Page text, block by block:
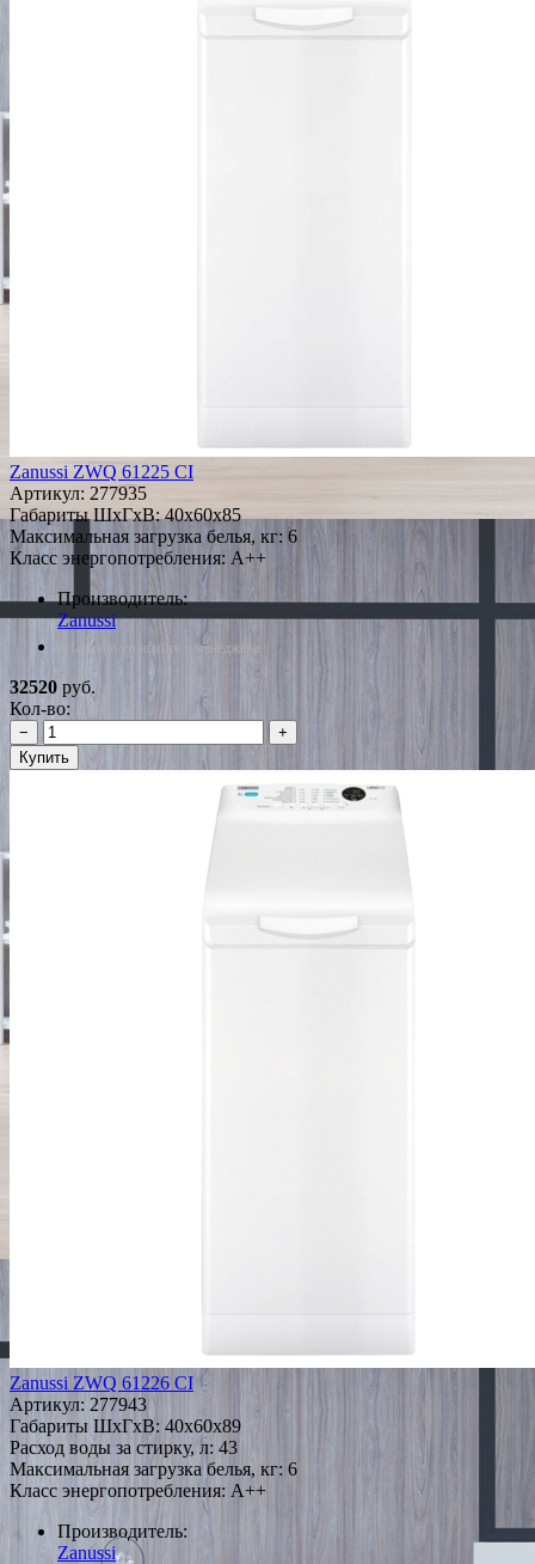
Zanussi ZWQ 61225 CI
Артикул: 277935
Габариты ШxГxВ: 40x60x85
Максимальная загрузка белья, кг: 6
Класс энергопотребления: A++
Производитель:
Zanussi
*Наличие уточняйте у менеджера
32520 руб.
Кол-во:
−
+
Купить
Zanussi ZWQ 61226 CI
Артикул: 277943
Габариты ШxГxВ: 40x60x89
Расход воды за стирку, л: 43
Максимальная загрузка белья, кг: 6
Класс энергопотребления: A++
Производитель:
Zanussi